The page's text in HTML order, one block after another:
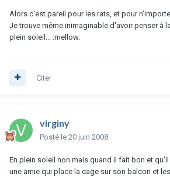
Alors c'est pareil pour les rats, et pour n'importe
Je trouve même inimaginable d'avoir penser à
plein soleil... :mellow:
Citer
virginy
Posté le 20 juin 2008
En plein soleil non mais quand il fait bon et
une amie qui place la cage sur son balcon et